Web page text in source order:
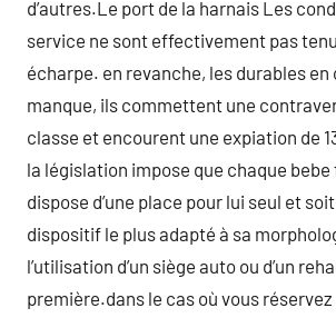
d’autres.Le port de la harnais Les
service ne sont effectivement pas
écharpe. en revanche, les durables en
manque, ils commettent une
classe et encourent une expiation de
la législation impose que chaque
dispose d’une place pour lui seul et
dispositif le plus adapté à sa
l’utilisation d’un siège auto ou d’un
première.dans le cas où vous